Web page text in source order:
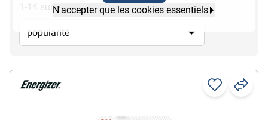
N'accepter que les cookies essentiels
1-14 sur 14